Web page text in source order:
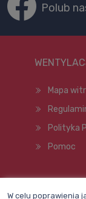
Polub
Mapa
Polityka
Pomoc
W celu poprawienia